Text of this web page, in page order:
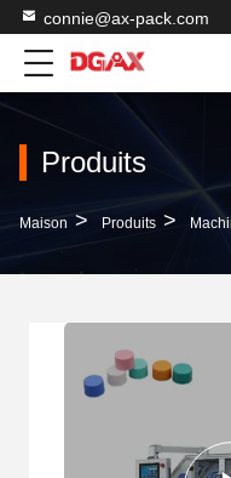
connie@ax-pack.com
Produits
Maison > Produits >